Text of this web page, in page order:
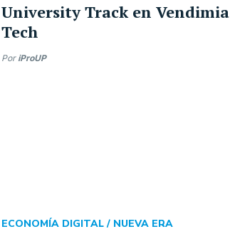
University Track en Vendimia
Tech
Por iProUP
ECONOMÍA DIGITAL / NUEVA ERA